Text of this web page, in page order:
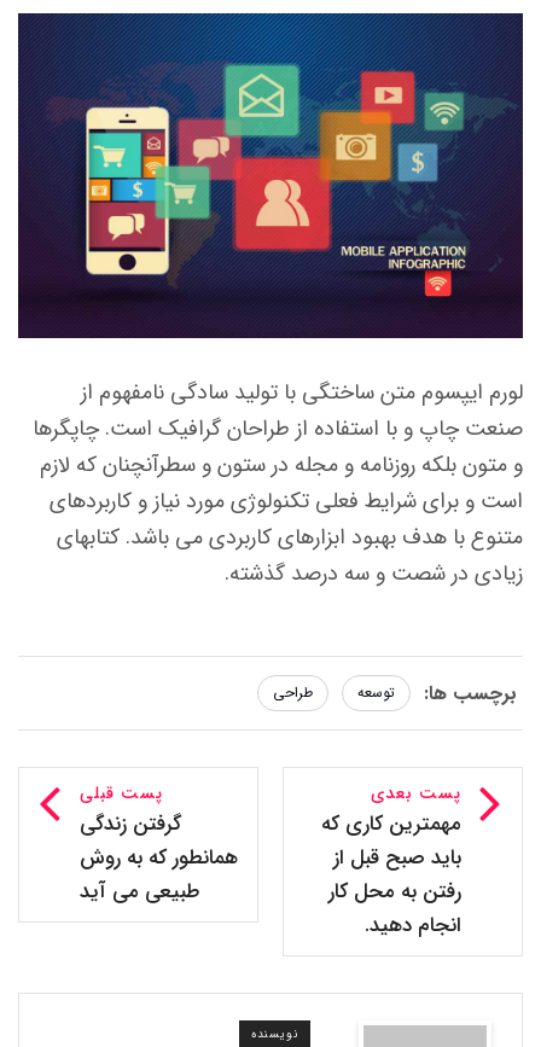
لورم ایپسوم متن ساختگی با تولید سادگی نامفهوم از
صنعت چاپ و با استفاده از طراحان گرافیک است. چاپگرها
و متون بلکه روزنامه و مجله در ستون و سطرآنچنان که لازم
است و برای شرایط فعلی تکنولوژی مورد نیاز و کاربردهای
متنوع با هدف بهبود ابزارهای کاربردی می باشد. کتابهای
زیادی در شصت و سه درصد گذشته.
برچسب ها: توسعه طراحی
پست قبلی
گرفتن زندگی
همانطور که به روش
طبیعی می آید
پست بعدی
مهمترین کاری که
باید صبح قبل از
رفتن به محل کار
انجام دهید.
نویسنده